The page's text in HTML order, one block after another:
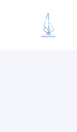
contenido